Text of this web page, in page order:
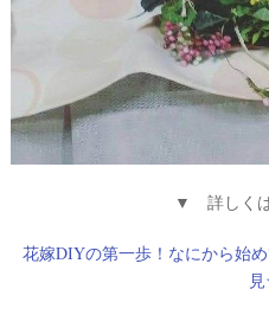
▼ 詳しく
花嫁DIYの第一歩！なにから始